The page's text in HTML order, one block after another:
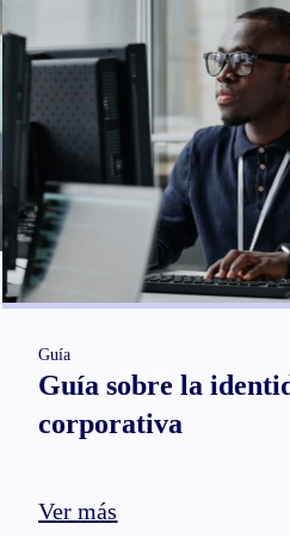
Guía
Guía sobre la
corporativa
Ver más